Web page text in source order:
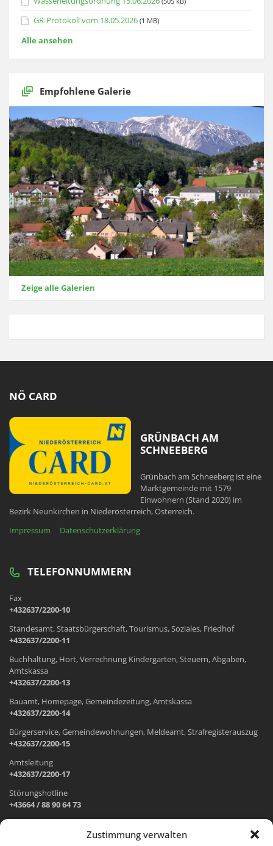
Zustimmung verwalten
GR-Protokoll vom 18.05.2026 (1 MB)
Alle ansehen
Empfohlene Galerie
Zeige alle Galerien
NÖ CARD
GRÜNBACH AM
SCHNEEBERG
Grünbach am Schneeberg ist eine
Marktgemeinde mit 1579
Einwohnern (Stand 2020) im
Bezirk Neunkirchen in Niederösterreich, Österreich.
Impressum
Datenschutzerklärung
TELEFONNUMMERN
Fax
+432637/2200-10
Standesamt, Staatsbürgerschaft, Tourismus, Soziales, Friedhof
+432637/2200-11
Buchhaltung, Hort, Verrechnung Kindergarten, Steuern, Abgaben,
Amtskassa
+432637/2200-13
Bauamt, Homepage, Gemeindezeitung, Amtskassa
+432637/2200-14
Bürgerservice, Gemeindewohnungen, Meldeamt, Strafregisterauszug
+432637/2200-15
Amtsleitung
+432637/2200-17
Störungshotline
+43664 / 88 90 64 73